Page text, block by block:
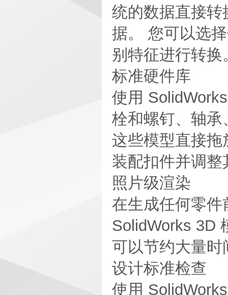
统的数据直接
据。 您可以选
别特征进行转换
标准硬件库
使用
栓和螺钉、轴
这些模型直接
装配扣件并调整
照片级渲染
在生成任何零
SolidWorks 3D
可以节约大量
设计标准检查
使用